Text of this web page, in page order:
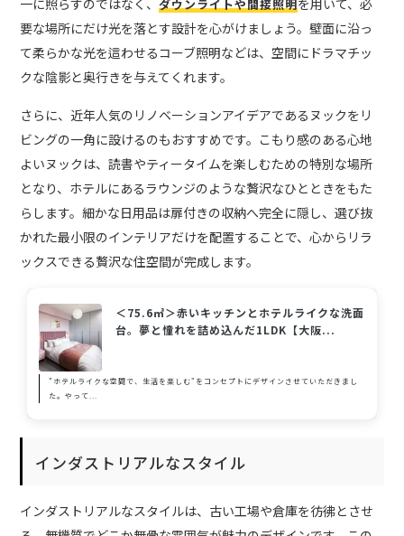
ダウンライトや間接照明
要な場所にだけ光を落とす設計を心がけましょう。壁面に沿っ
て柔らかな光を這わせるコーブ照明などは、空間にドラマチッ
クな陰影と奥行きを与えてくれます。
さらに、近年人気のリノベーションアイデアであるヌックをリ
ビングの一角に設けるのもおすすめです。こもり感のある心地
よいヌックは、読書やティータイムを楽しむための特別な場所
となり、ホテルにあるラウンジのような贅沢なひとときをもた
らします。細かな日用品は扉付きの収納へ完全に隠し、選び抜
かれた最小限のインテリアだけを配置することで、心からリラ
ックスできる贅沢な住空間が完成します。
＜75.6㎡＞赤いキッチンとホテルライクな洗面
台。夢と憧れを詰め込んだ1LDK【大阪...
"ホテルライクな空間で、生活を楽しむ"をコンセプトにデザインさせていただきまし
た。やって...
インダストリアルなスタイル
インダストリアルなスタイルは、古い工場や倉庫を彷彿とさせ